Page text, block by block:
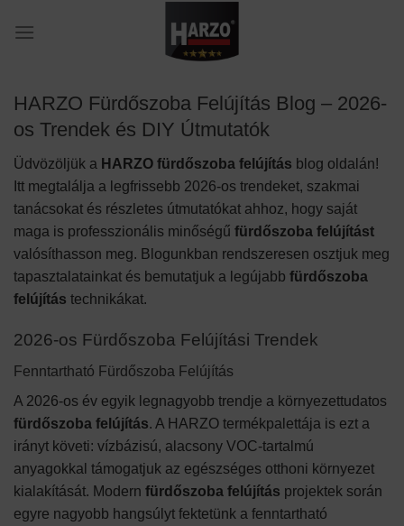
HARZO Fürdőszoba Felújítás Blog – 2026-
os Trendek és DIY Útmutatók
Üdvözöljük a HARZO fürdőszoba felújítás blog oldalán!
Itt megtalálja a legfrissebb 2026-os trendeket, szakmai
tanácsokat és részletes útmutatókat ahhoz, hogy saját
maga is professzionális minőségű fürdőszoba felújítást
valósíthasson meg. Blogunkban rendszeresen osztjuk meg
tapasztalatainkat és bemutatjuk a legújabb fürdőszoba
felújítás technikákat.
2026-os Fürdőszoba Felújítási Trendek
Fenntartható Fürdőszoba Felújítás
A 2026-os év egyik legnagyobb trendje a környezettudatos
fürdőszoba felújítás. A HARZO termékpalettája is ezt a
irányt követi: vízbázisú, alacsony VOC-tartalmú
anyagokkal támogatjuk az egészséges otthoni környezet
kialakítását. Modern fürdőszoba felújítás projektek során
egyre nagyobb hangsúlyt fektetünk a fenntartható